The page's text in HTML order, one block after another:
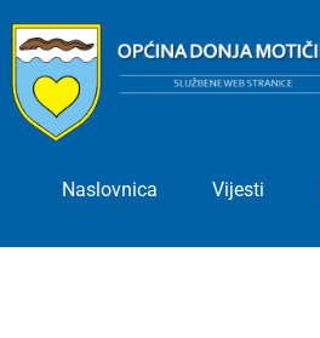
content
Naslovnica Vijesti